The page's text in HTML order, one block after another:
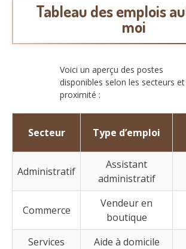
Tableau des emplois
moi
Voici un aperçu des postes
disponibles selon les secteurs
proximité :
Secteur Type d’emploi
Administratif
Assistant
administratif
Commerce
Vendeur en
boutique
Services Aide à domicile